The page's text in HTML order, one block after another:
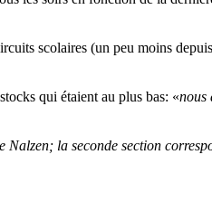
scolaires (un peu moins
qui étaient au plus bas: «nous
la seconde section